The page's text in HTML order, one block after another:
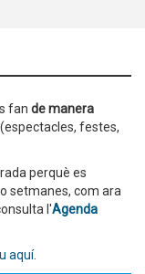
fan de manera
festes,
perquè es
setmanes, com ara
l'Agenda
aquí.